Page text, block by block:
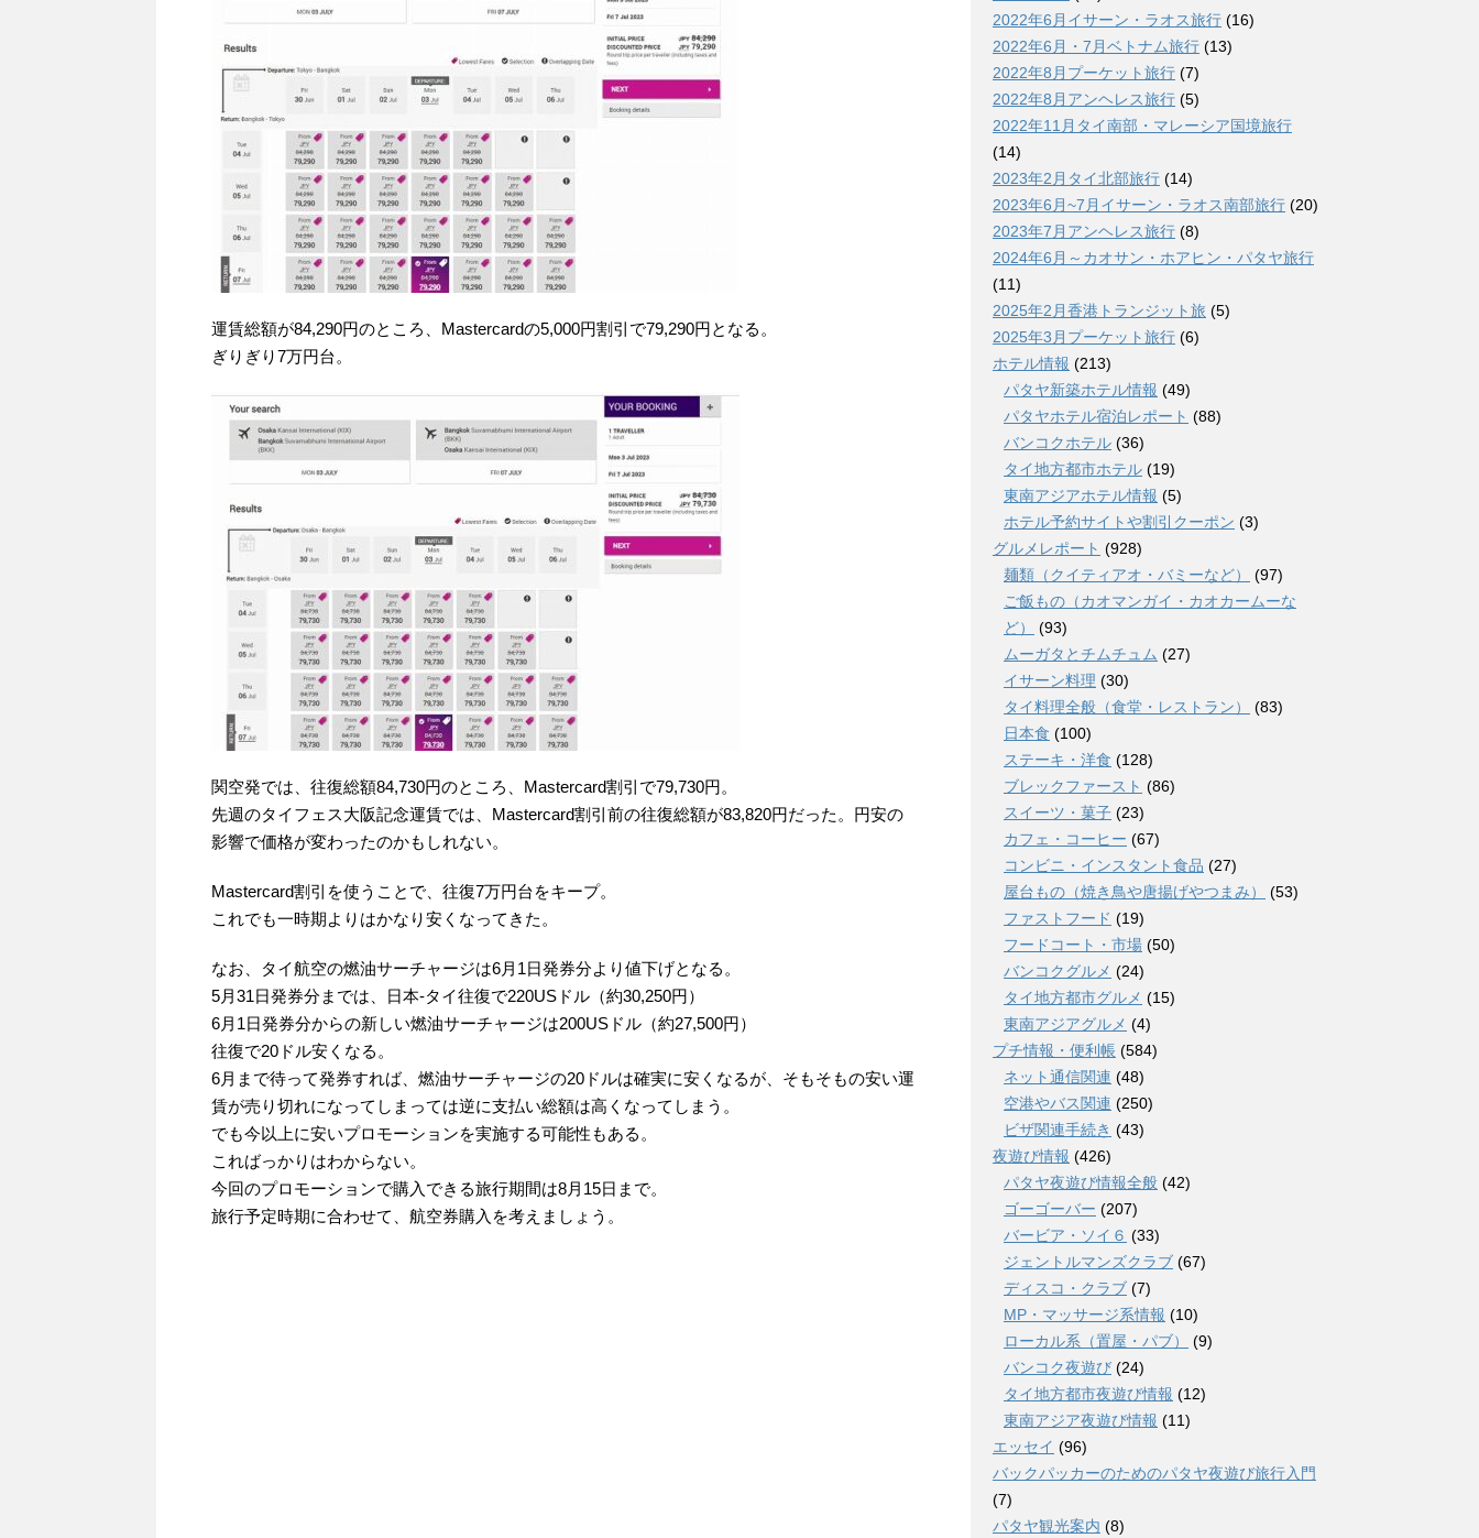
運賃総額が84,290円のところ、Mastercardの5,000円割引で79,290円となる。
ぎりぎり7万円台。
関空発では、往復総額84,730円のところ、Mastercard割引で79,730円。
先週のタイフェス大阪記念運賃では、Mastercard割引前の往復総額が83,820円だった。円安の
影響で価格が変わったのかもしれない。
Mastercard割引を使うことで、往復7万円台をキープ。
これでも一時期よりはかなり安くなってきた。
なお、タイ航空の燃油サーチャージは6月1日発券分より値下げとなる。
5月31日発券分までは、日本-タイ往復で220USドル（約30,250円）
6月1日発券分からの新しい燃油サーチャージは200USドル（約27,500円）
往復で20ドル安くなる。
6月まで待って発券すれば、燃油サーチャージの20ドルは確実に安くなるが、そもそもの安い運
賃が売り切れになってしまっては逆に支払い総額は高くなってしまう。
でも今以上に安いプロモーションを実施する可能性もある。
こればっかりはわからない。
今回のプロモーションで購入できる旅行期間は8月15日まで。
旅行予定時期に合わせて、航空券購入を考えましょう。
2022年6月イサーン・ラオス旅行 (16)
2022年6月・7月ベトナム旅行 (13)
2022年8月プーケット旅行 (7)
2022年8月アンヘレス旅行 (5)
2022年11月タイ南部・マレーシア国境旅行
(14)
2023年2月タイ北部旅行 (14)
2023年6月~7月イサーン・ラオス南部旅行 (20)
2023年7月アンヘレス旅行 (8)
2024年6月～カオサン・ホアヒン・パタヤ旅行
(11)
2025年2月香港トランジット旅 (5)
2025年3月プーケット旅行 (6)
ホテル情報 (213)
パタヤ新築ホテル情報 (49)
パタヤホテル宿泊レポート (88)
バンコクホテル (36)
タイ地方都市ホテル (19)
東南アジアホテル情報 (5)
ホテル予約サイトや割引クーポン (3)
グルメレポート (928)
麺類（クイティアオ・バミーなど）
(97)
ご飯もの（カオマンガイ・カオカームーな
ど）
(93)
ムーガタとチムチュム (27)
イサーン料理 (30)
タイ料理全般（食堂・レストラン）
(83)
日本食 (100)
ステーキ・洋食 (128)
ブレックファースト (86)
スイーツ・菓子 (23)
カフェ・コーヒー (67)
コンビニ・インスタント食品 (27)
屋台もの（焼き鳥や唐揚げやつまみ）
(53)
ファストフード (19)
フードコート・市場 (50)
バンコクグルメ (24)
タイ地方都市グルメ (15)
東南アジアグルメ (4)
プチ情報・便利帳 (584)
ネット通信関連 (48)
空港やバス関連 (250)
ビザ関連手続き (43)
夜遊び情報 (426)
パタヤ夜遊び情報全般 (42)
ゴーゴーバー (207)
バービア・ソイ６ (33)
ジェントルマンズクラブ (67)
ディスコ・クラブ (7)
MP・マッサージ系情報 (10)
ローカル系（置屋・パブ）
(9)
バンコク夜遊び (24)
タイ地方都市夜遊び情報 (12)
東南アジア夜遊び情報 (11)
エッセイ (96)
バックパッカーのためのパタヤ夜遊び旅行入門
(7)
パタヤ観光案内 (8)